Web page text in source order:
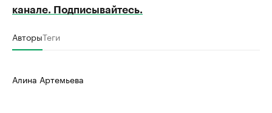
канале. Подписывайтесь.
АвторыТеги
Алина Артемьева